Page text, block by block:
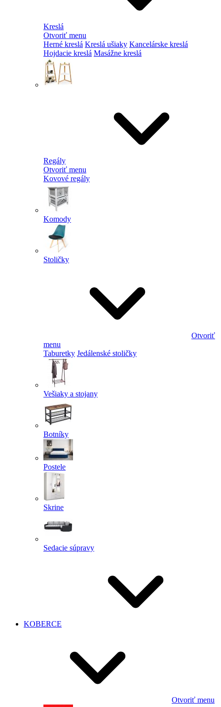
Kreslá
Otvoriť menu
Herné kreslá Kreslá ušiaky Kancelárske kreslá
Hojdacie kreslá Masážne kreslá
Regály
Otvoriť menu
Kovové regály
Komody
Stoličky
Otvoriť
menu
Taburetky Jedálenské stoličky
Vešiaky a stojany
Botníky
Postele
Skrine
Sedacie súpravy
KOBERCE
Otvoriť menu